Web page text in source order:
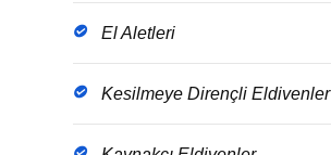
El Aletleri
Kesilmeye Dirençli Eldivenler